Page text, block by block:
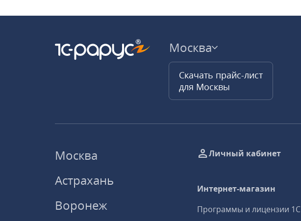
Москва
Скачать прайс-лист
для Москвы
Москва
Астрахань
Воронеж
Личный кабинет
Интернет-магазин
Программы и лицензии 1С